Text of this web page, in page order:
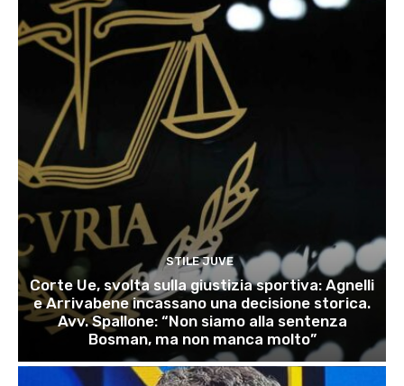
STILE JUVE
Corte Ue, svolta sulla giustizia sportiva: Agnelli
e Arrivabene incassano una decisione storica.
Avv. Spallone: “Non siamo alla sentenza
Bosman, ma non manca molto”